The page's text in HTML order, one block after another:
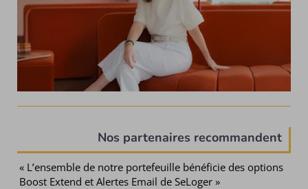
Nos partenaires recommandent
« L’ensemble de notre portefeuille bénéficie des options
Boost Extend et Alertes Email de SeLoger »